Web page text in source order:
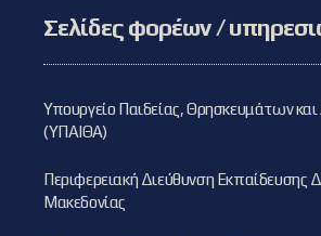
Σελίδες φορέων /
Υπουργείο Παιδείας, Θρησκευμάτων
(ΥΠΑΙΘΑ)
Περιφερειακή Διεύθυνση Εκπαίδευσης
Μακεδονίας